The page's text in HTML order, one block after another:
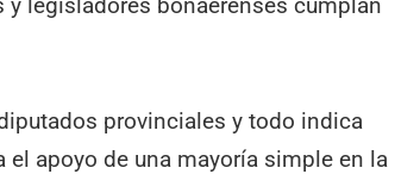
legisladores bonaerenses cumplan
provinciales y todo indica
apoyo de una mayoría simple en la